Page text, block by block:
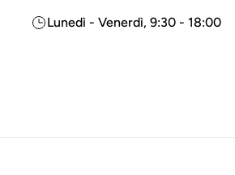
Lunedì - Venerdì, 9:30 - 18:00